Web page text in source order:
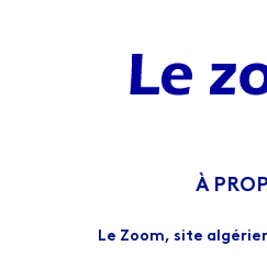
À
Le Zoom, site